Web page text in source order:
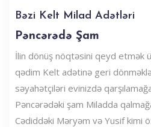
Bəzi Kelt Milad Adətləri
Pəncərədə Şam
İlin dönüş nöqtəsini qeyd etmək
qədim Kelt adətinə geri
səyahətçiləri evinizdə
Pəncərədəki şam Miladda
Cədiddəki Məryəm və Yusif kimi